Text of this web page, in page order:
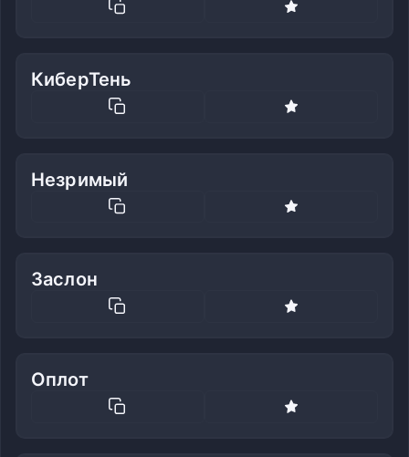
КиберТень
Незримый
Заслон
Оплот